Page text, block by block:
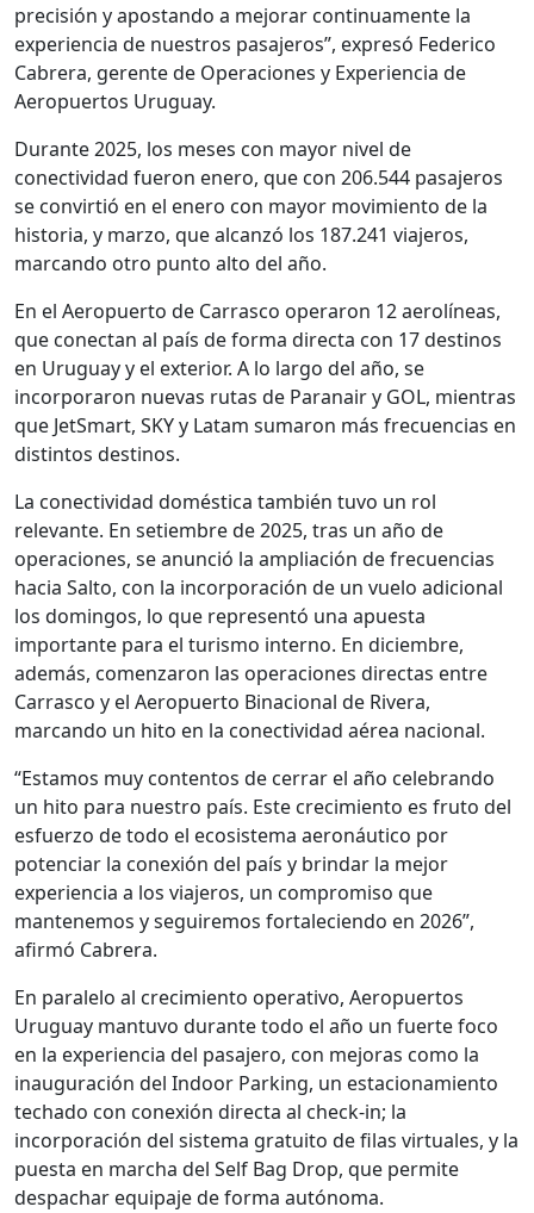
precisión y apostando a mejorar continuamente la
experiencia de nuestros pasajeros”, expresó Federico
Cabrera, gerente de Operaciones y Experiencia de
Aeropuertos Uruguay.
Durante 2025, los meses con mayor nivel de
conectividad fueron enero, que con 206.544 pasajeros
se convirtió en el enero con mayor movimiento de la
historia, y marzo, que alcanzó los 187.241 viajeros,
marcando otro punto alto del año.
En el Aeropuerto de Carrasco operaron 12 aerolíneas,
que conectan al país de forma directa con 17 destinos
en Uruguay y el exterior. A lo largo del año, se
incorporaron nuevas rutas de Paranair y GOL, mientras
que JetSmart, SKY y Latam sumaron más frecuencias en
distintos destinos.
La conectividad doméstica también tuvo un rol
relevante. En setiembre de 2025, tras un año de
operaciones, se anunció la ampliación de frecuencias
hacia Salto, con la incorporación de un vuelo adicional
los domingos, lo que representó una apuesta
importante para el turismo interno. En diciembre,
además, comenzaron las operaciones directas entre
Carrasco y el Aeropuerto Binacional de Rivera,
marcando un hito en la conectividad aérea nacional.
“Estamos muy contentos de cerrar el año celebrando
un hito para nuestro país. Este crecimiento es fruto del
esfuerzo de todo el ecosistema aeronáutico por
potenciar la conexión del país y brindar la mejor
experiencia a los viajeros, un compromiso que
mantenemos y seguiremos fortaleciendo en 2026”,
afirmó Cabrera.
En paralelo al crecimiento operativo, Aeropuertos
Uruguay mantuvo durante todo el año un fuerte foco
en la experiencia del pasajero, con mejoras como la
inauguración del Indoor Parking, un estacionamiento
techado con conexión directa al check-in; la
incorporación del sistema gratuito de filas virtuales, y la
puesta en marcha del Self Bag Drop, que permite
despachar equipaje de forma autónoma.